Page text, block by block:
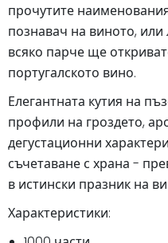
прочутите
познавач на виното,
всяко парче ще
португалското вино.
Елегантната кутия на
профили на гроздето,
дегустационни
съчетаване с храна -
в истински празник на
Характеристики: